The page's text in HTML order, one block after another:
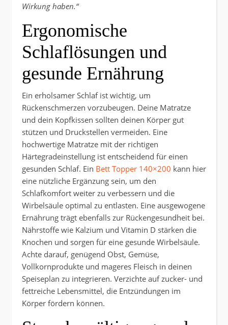
Wirkung haben.“
Ergonomische
Schlaflösungen und
gesunde Ernährung
Ein erholsamer Schlaf ist wichtig, um
Rückenschmerzen vorzubeugen. Deine Matratze
und dein Kopfkissen sollten deinen Körper gut
stützen und Druckstellen vermeiden. Eine
hochwertige Matratze mit der richtigen
Härtegradeinstellung ist entscheidend für einen
gesunden Schlaf. Ein Bett Topper 140×200 kann hier
eine nützliche Ergänzung sein, um den
Schlafkomfort weiter zu verbessern und die
Wirbelsäule optimal zu entlasten. Eine ausgewogene
Ernährung trägt ebenfalls zur Rückengesundheit bei.
Nährstoffe wie Kalzium und Vitamin D stärken die
Knochen und sorgen für eine gesunde Wirbelsäule.
Achte darauf, genügend Obst, Gemüse,
Vollkornprodukte und mageres Fleisch in deinen
Speiseplan zu integrieren. Verzichte auf zucker- und
fettreiche Lebensmittel, die Entzündungen im
Körper fördern können.